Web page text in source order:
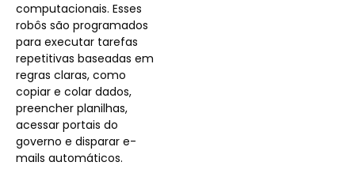
computacionais. Esses
robôs são programados
para executar tarefas
repetitivas baseadas em
regras claras, como
copiar e colar dados,
preencher planilhas,
acessar portais do
governo e disparar e-
mails automáticos.